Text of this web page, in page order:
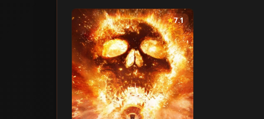
7.1